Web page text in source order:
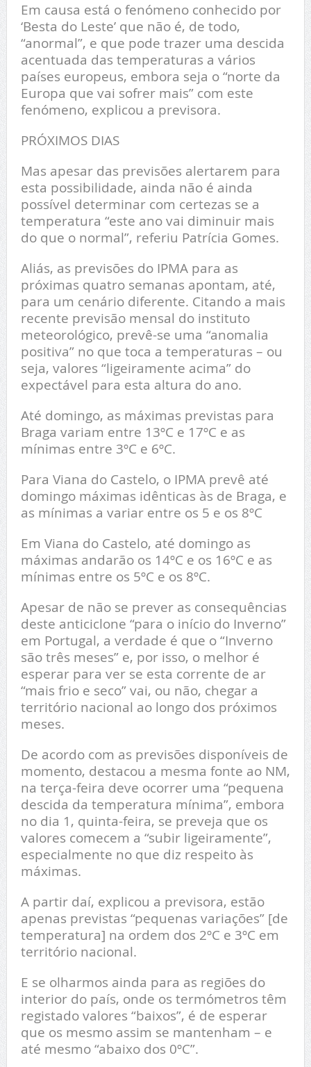
Em causa está o fenómeno conhecido por
‘Besta do Leste’ que não é, de todo,
“anormal”, e que pode trazer uma descida
acentuada das temperaturas a vários
países europeus, embora seja o “norte da
Europa que vai sofrer mais” com este
fenómeno, explicou a previsora.
PRÓXIMOS DIAS
Mas apesar das previsões alertarem para
esta possibilidade, ainda não é ainda
possível determinar com certezas se a
temperatura “este ano vai diminuir mais
do que o normal”, referiu Patrícia Gomes.
Aliás, as previsões do IPMA para as
próximas quatro semanas apontam, até,
para um cenário diferente. Citando a mais
recente previsão mensal do instituto
meteorológico, prevê-se uma “anomalia
positiva” no que toca a temperaturas – ou
seja, valores “ligeiramente acima” do
expectável para esta altura do ano.
Até domingo, as máximas previstas para
Braga variam entre 13ºC e 17ºC e as
mínimas entre 3ºC e 6ºC.
Para Viana do Castelo, o IPMA prevê até
domingo máximas idênticas às de Braga, e
as mínimas a variar entre os 5 e os 8ºC
Em Viana do Castelo, até domingo as
máximas andarão os 14ºC e os 16ºC e as
mínimas entre os 5ºC e os 8ºC.
Apesar de não se prever as consequências
deste anticiclone “para o início do Inverno”
em Portugal, a verdade é que o “Inverno
são três meses” e, por isso, o melhor é
esperar para ver se esta corrente de ar
“mais frio e seco” vai, ou não, chegar a
território nacional ao longo dos próximos
meses.
De acordo com as previsões disponíveis de
momento, destacou a mesma fonte ao NM,
na terça-feira deve ocorrer uma “pequena
descida da temperatura mínima”, embora
no dia 1, quinta-feira, se preveja que os
valores comecem a “subir ligeiramente”,
especialmente no que diz respeito às
máximas.
A partir daí, explicou a previsora, estão
apenas previstas “pequenas variações” [de
temperatura] na ordem dos 2ºC e 3ºC em
território nacional.
E se olharmos ainda para as regiões do
interior do país, onde os termómetros têm
registado valores “baixos”, é de esperar
que os mesmo assim se mantenham – e
até mesmo “abaixo dos 0ºC”.